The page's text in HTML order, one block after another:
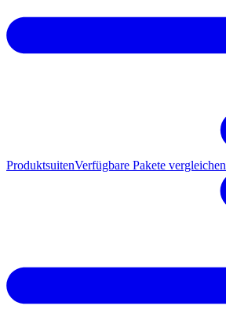
ProduktsuitenVerfügbare Pakete vergleichen